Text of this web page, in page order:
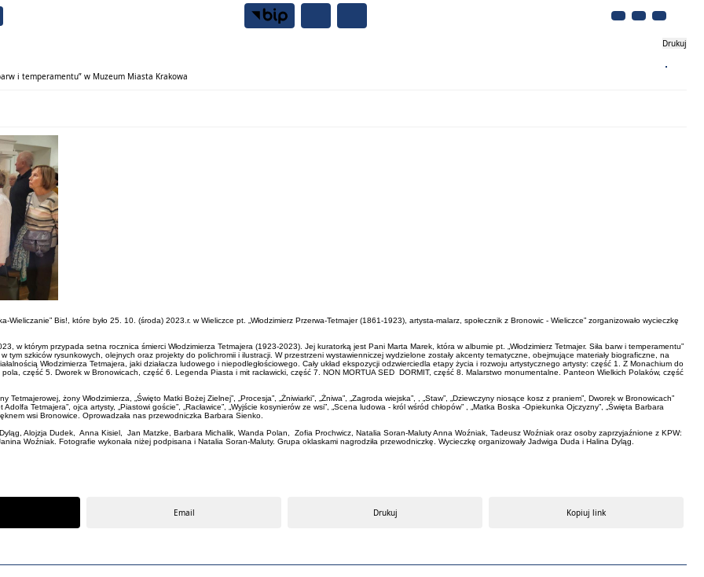
Drukuj
i temperamentu” w Muzeum Miasta Krakowa
Wieliczanie” Bis!, które było 25. 10. (środa) 2023.r. w Wieliczce pt. „Włodzimierz Przerwa-Tetmajer (1861-1923), artysta-malarz, społecznik z Bronowic - Wieliczce” zorganizowało wycieczkę
w którym przypada setna rocznica śmierci Włodzimierza Tetmajera (1923-2023). Jej kuratorką jest Pani Marta Marek, która w albumie pt. „Włodzimierz Tetmajer. Siła barw i temperamentu”
szkiców rysunkowych, olejnych oraz projekty do polichromii i ilustracji. W przestrzeni wystawienniczej wydzielone zostały akcenty tematyczne, obejmujące materiały biograficzne, na
Włodzimierza Tetmajera, jaki działacza ludowego i niepodległościowego. Cały układ ekspozycji odzwierciedla etapy życia i rozwoju artystycznego artysty: część 1. Z Monachium do
część 5. Dworek w Bronowicach, część 6. Legenda Piasta i mit racławicki, część 7. NON MORTUA SED DORMIT, część 8. Malarstwo monumentalne. Panteon Wielkich Polaków, część
żony Włodzimierza, „Święto Matki Bożej Zielnej”, „Procesja”, „Żniwiarki”, „Żniwa”, „Zagroda wiejska”, , „Staw”, „Dziewczyny niosące kosz z praniem”, Dworek w Bronowicach”
Tetmajera”, ojca artysty, „Piastowi goście”, „Racławice”, „Wyjście kosynierów ze wsi”, „Scena ludowa - król wśród chłopów” , „Matka Boska -Opiekunka Ojczyzny”, „Święta Barbara
wsi Bronowice. Oprowadzała nas przewodniczka Barbara Sienko.
Alojzja Dudek, Anna Kisiel, Jan Matzke, Barbara Michalik, Wanda Polan, Zofia Prochwicz, Natalia Soran-Maluty Anna Woźniak, Tadeusz Woźniak oraz osoby zaprzyjaźnione z KPW:
Woźniak. Fotografie wykonała niżej podpisana i Natalia Soran-Maluty. Grupa oklaskami nagrodziła przewodniczkę. Wycieczkę organizowały Jadwiga Duda i Halina Dyląg.
Email Drukuj Kopiuj link